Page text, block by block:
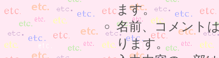
ます。
名前、コメント
ります。